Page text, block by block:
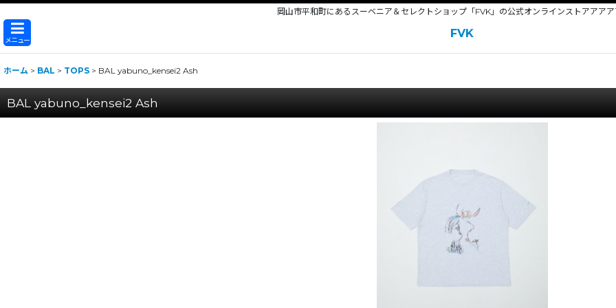
岡山市平和町にあるスーベニア＆セレクトショップ「FVK」の公式オンラインストアアア
メニュー
FVK
ホーム > BAL > TOPS > BAL yabuno_kensei2 Ash
BAL yabuno_kensei2 Ash